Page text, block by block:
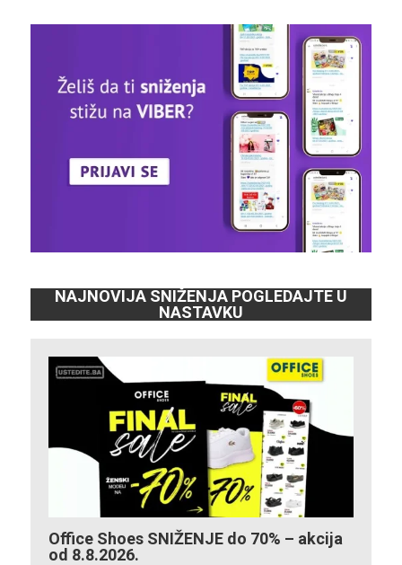
NAJNOVIJA SNIŽENJA POGLEDAJTE U
NASTAVKU
Office Shoes SNIŽENJE do 70% – akcija
od 8.8.2026.